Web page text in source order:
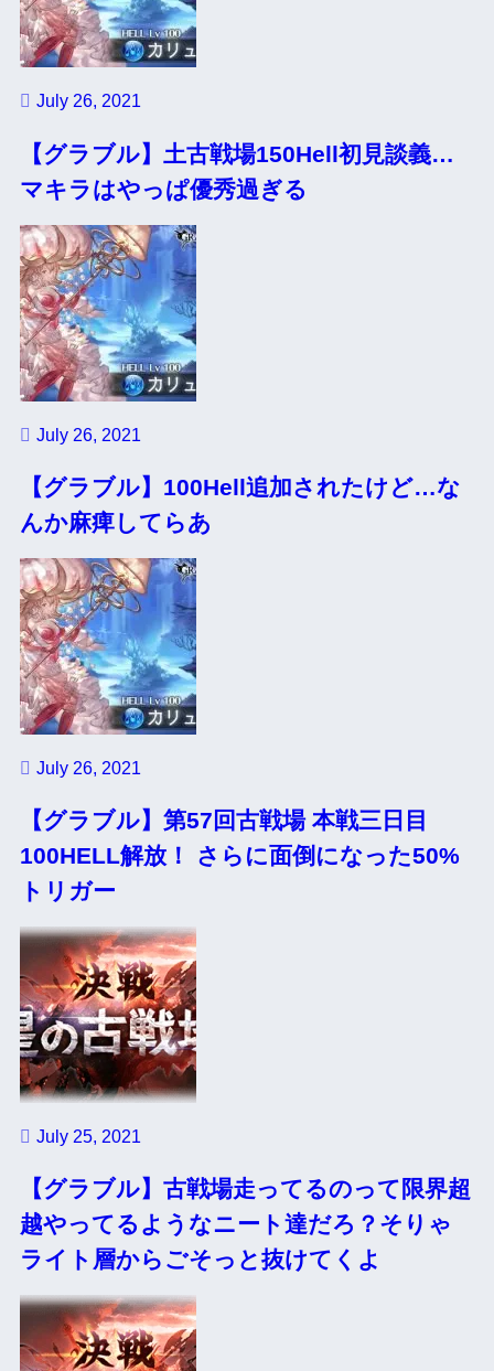
July 26, 2021
【グラブル】土古戦場150Hell初見談義…
マキラはやっぱ優秀過ぎる
July 26, 2021
【グラブル】100Hell追加されたけど…な
んか麻痺してらあ
July 26, 2021
【グラブル】第57回古戦場 本戦三日目
100HELL解放！ さらに面倒になった50%
トリガー
July 25, 2021
【グラブル】古戦場走ってるのって限界超
越やってるようなニート達だろ？そりゃ
ライト層からごそっと抜けてくよ